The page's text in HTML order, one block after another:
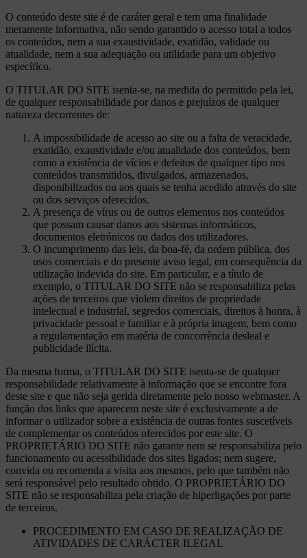
O conteúdo deste site é de caráter geral e tem uma finalidade
meramente informativa, não sendo garantido o acesso total a todos
os conteúdos, nem a sua exaustividade, exatidão, validade ou
atualidade, nem a sua adequação ou utilidade para um objetivo
específico.
O TITULAR DO SITE isenta-se, na medida do permitido pela lei,
de qualquer responsabilidade por danos e prejuízos de qualquer
natureza decorrentes de:
A impossibilidade de acesso ao site ou a falta de veracidade,
exatidão, exaustividade e/ou atualidade dos conteúdos, bem
como a existência de vícios e defeitos de qualquer tipo nos
conteúdos transmitidos, divulgados, armazenados,
disponibilizados ou aos quais se tenha acedido através do site
ou dos serviços oferecidos.
A presença de vírus ou de outros elementos nos conteúdos
que possam causar danos aos sistemas informáticos,
documentos eletrónicos ou dados dos utilizadores.
O incumprimento das leis, da boa-fé, da ordem pública, dos
usos comerciais e do presente aviso legal, em consequência da
utilização indevida do site. Em particular, e a título de
exemplo, o TITULAR DO SITE não se responsabiliza pelas
ações de terceiros que violem direitos de propriedade
intelectual e industrial, segredos comerciais, direitos à honra, à
privacidade pessoal e familiar e à própria imagem, bem como
a regulamentação em matéria de concorrência desleal e
publicidade ilícita.
Da mesma forma, o TITULAR DO SITE isenta-se de qualquer
responsabilidade relativamente à informação que se encontre fora
deste site e que não seja gerida diretamente pelo nosso webmaster. A
função dos links que aparecem neste site é exclusivamente a de
informar o utilizador sobre a existência de outras fontes suscetíveis
de complementar os conteúdos oferecidos por este site. O
PROPRIETÁRIO DO SITE não garante nem se responsabiliza pelo
funcionamento ou acessibilidade dos sites ligados; nem sugere,
convida ou recomenda a visita aos mesmos, pelo que também não
será responsável pelo resultado obtido. O PROPRIETÁRIO DO
SITE não se responsabiliza pela criação de hiperligações por parte
de terceiros.
PROCEDIMENTO EM CASO DE REALIZAÇÃO DE
ATIVIDADES DE CARÁCTER ILEGAL